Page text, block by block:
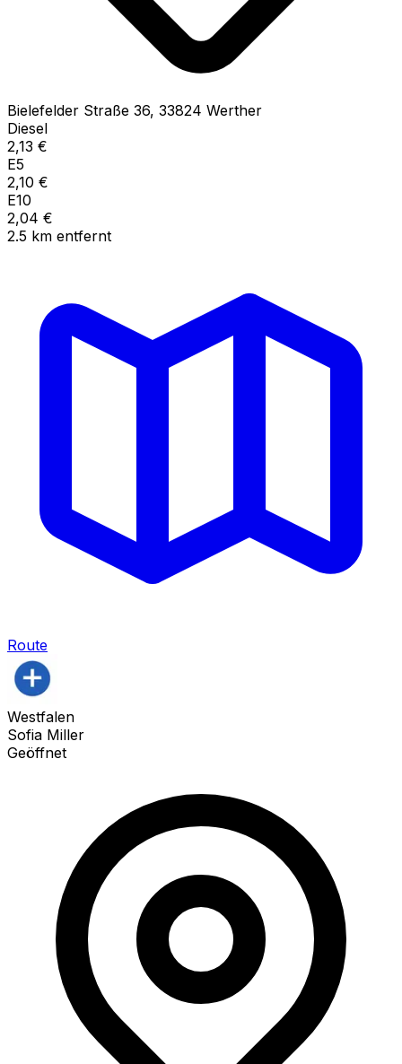
Bielefelder Straße 36, 33824 Werther
Diesel
2,13 €
E5
2,10 €
E10
2,04 €
2.5 km entfernt
Route
Westfalen
Sofia Miller
Geöffnet